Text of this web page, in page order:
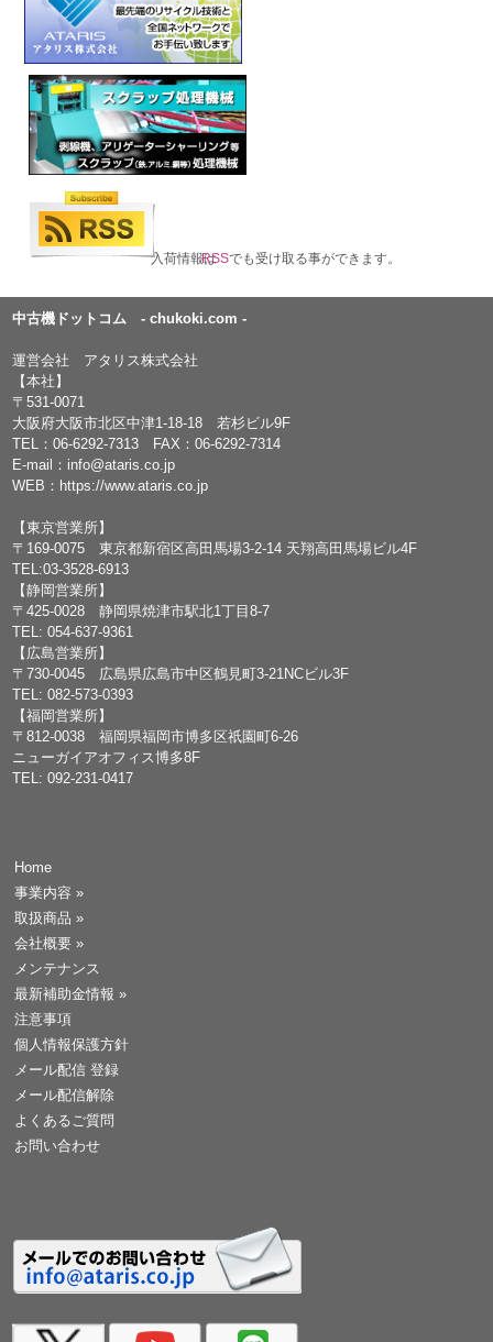
入荷情報はRSSでも受け取る事ができます。
中古機ドットコム - chukoki.com -
運営会社 アタリス株式会社
【本社】
〒531-0071
大阪府大阪市北区中津1-18-18 若杉ビル9F
TEL：06-6292-7313 FAX：06-6292-7314
E-mail： info@ataris.co.jp
WEB： https://www.ataris.co.jp
【東京営業所】
〒169-0075 東京都新宿区高田馬場3-2-14 天翔高田馬場ビル4F
TEL:03-3528-6913
【静岡営業所】
〒425-0028 静岡県焼津市駅北1丁目8-7
TEL: 054-637-9361
【広島営業所】
〒730-0045 広島県広島市中区鶴見町3-21NCビル3F
TEL: 082-573-0393
【福岡営業所】
〒812-0038 福岡県福岡市博多区祇園町6-26
ニューガイアオフィス博多8F
TEL: 092-231-0417
Home
事業内容 »
取扱商品 »
会社概要 »
メンテナンス
最新補助金情報 »
注意事項
個人情報保護方針
メール配信 登録
メール配信解除
よくあるご質問
お問い合わせ